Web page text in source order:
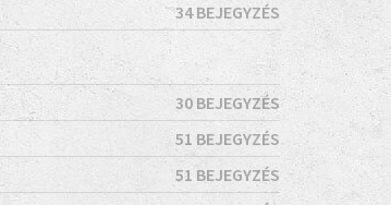
34 BEJEGYZÉS
30 BEJEGYZÉS
51 BEJEGYZÉS
51 BEJEGYZÉS